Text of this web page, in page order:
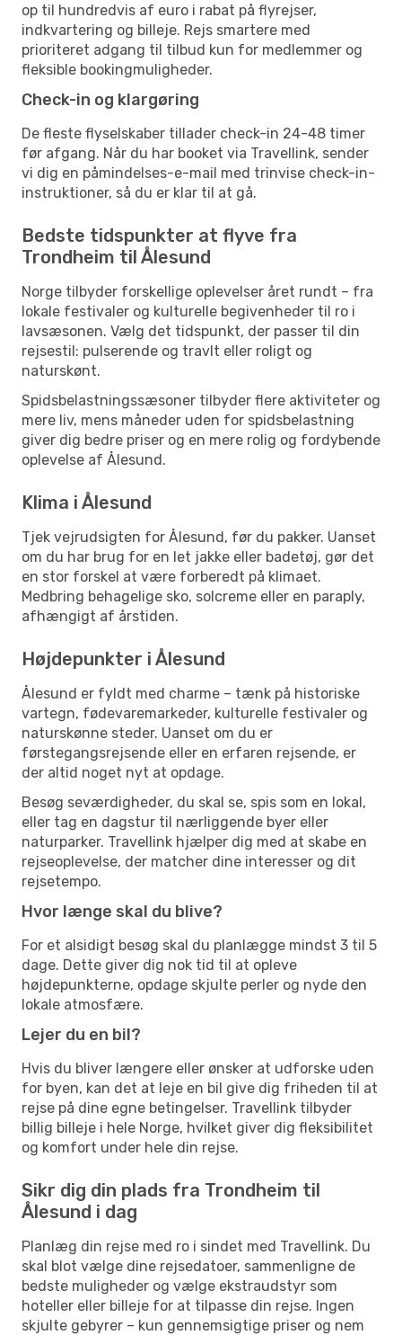
op til hundredvis af euro i rabat på flyrejser,
indkvartering og billeje. Rejs smartere med
prioriteret adgang til tilbud kun for medlemmer og
fleksible bookingmuligheder.
Check-in og klargøring
De fleste flyselskaber tillader check-in 24-48 timer
før afgang. Når du har booket via Travellink, sender
vi dig en påmindelses-e-mail med trinvise check-in-
instruktioner, så du er klar til at gå.
Bedste tidspunkter at flyve fra
Trondheim til Ålesund
Norge tilbyder forskellige oplevelser året rundt – fra
lokale festivaler og kulturelle begivenheder til ro i
lavsæsonen. Vælg det tidspunkt, der passer til din
rejsestil: pulserende og travlt eller roligt og
naturskønt.
Spidsbelastningssæsoner tilbyder flere aktiviteter og
mere liv, mens måneder uden for spidsbelastning
giver dig bedre priser og en mere rolig og fordybende
oplevelse af Ålesund.
Klima i Ålesund
Tjek vejrudsigten for Ålesund, før du pakker. Uanset
om du har brug for en let jakke eller badetøj, gør det
en stor forskel at være forberedt på klimaet.
Medbring behagelige sko, solcreme eller en paraply,
afhængigt af årstiden.
Højdepunkter i Ålesund
Ålesund er fyldt med charme – tænk på historiske
vartegn, fødevaremarkeder, kulturelle festivaler og
naturskønne steder. Uanset om du er
førstegangsrejsende eller en erfaren rejsende, er
der altid noget nyt at opdage.
Besøg seværdigheder, du skal se, spis som en lokal,
eller tag en dagstur til nærliggende byer eller
naturparker. Travellink hjælper dig med at skabe en
rejseoplevelse, der matcher dine interesser og dit
rejsetempo.
Hvor længe skal du blive?
For et alsidigt besøg skal du planlægge mindst 3 til 5
dage. Dette giver dig nok tid til at opleve
højdepunkterne, opdage skjulte perler og nyde den
lokale atmosfære.
Lejer du en bil?
Hvis du bliver længere eller ønsker at udforske uden
for byen, kan det at leje en bil give dig friheden til at
rejse på dine egne betingelser. Travellink tilbyder
billig billeje i hele Norge, hvilket giver dig fleksibilitet
og komfort under hele din rejse.
Sikr dig din plads fra Trondheim til
Ålesund i dag
Planlæg din rejse med ro i sindet med Travellink. Du
skal blot vælge dine rejsedatoer, sammenligne de
bedste muligheder og vælge ekstraudstyr som
hoteller eller billeje for at tilpasse din rejse. Ingen
skjulte gebyrer – kun gennemsigtige priser og nem